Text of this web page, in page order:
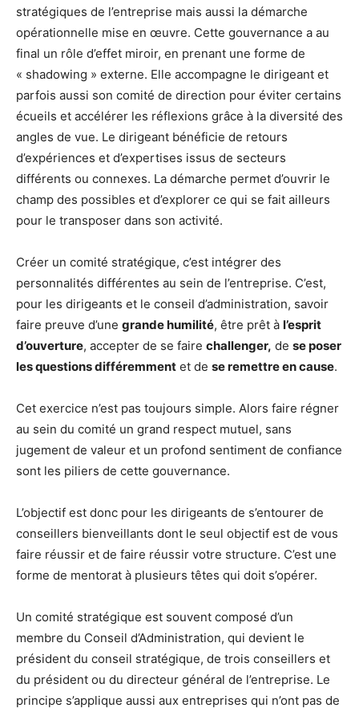
stratégiques de l’entreprise mais aussi la démarche
opérationnelle mise en œuvre. Cette gouvernance a au
final un rôle d’effet miroir, en prenant une forme de
« shadowing » externe. Elle accompagne le dirigeant et
parfois aussi son comité de direction pour éviter certains
écueils et accélérer les réflexions grâce à la diversité des
angles de vue. Le dirigeant bénéficie de retours
d’expériences et d’expertises issus de secteurs
différents ou connexes. La démarche permet d’ouvrir le
champ des possibles et d’explorer ce qui se fait ailleurs
pour le transposer dans son activité.
Créer un comité stratégique, c’est intégrer des
personnalités différentes au sein de l’entreprise. C’est,
pour les dirigeants et le conseil d’administration, savoir
faire preuve d’une grande humilité, être prêt à l’esprit
d’ouverture, accepter de se faire challenger, de se poser
les questions différemment et de se remettre en cause.
Cet exercice n’est pas toujours simple. Alors faire régner
au sein du comité un grand respect mutuel, sans
jugement de valeur et un profond sentiment de confiance
sont les piliers de cette gouvernance.
L’objectif est donc pour les dirigeants de s’entourer de
conseillers bienveillants dont le seul objectif est de vous
faire réussir et de faire réussir votre structure. C’est une
forme de mentorat à plusieurs têtes qui doit s’opérer.
Un comité stratégique est souvent composé d’un
membre du Conseil d’Administration, qui devient le
président du conseil stratégique, de trois conseillers et
du président ou du directeur général de l’entreprise. Le
principe s’applique aussi aux entreprises qui n’ont pas de